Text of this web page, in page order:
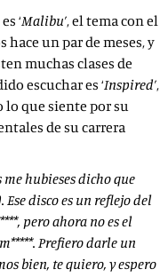
‘Malibu’, el tema con el
hace un par de meses, y
muchas clases de
escuchar es ‘Inspired’,
lo que siente por su
de su carrera
hubieses dicho que
disco es un reflejo del
pero ahora no es el
Prefiero darle un
bien, te quiero, y espero